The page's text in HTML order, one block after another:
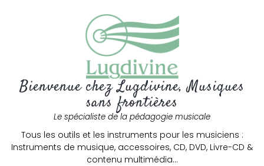
Bienvenue chez Lugdivine, Musiques
sans frontières
Le spécialiste de la pédagogie musicale
Tous les outils et les instruments pour les musiciens :
Instruments de musique, accessoires, CD, DVD, Livre-CD &
contenu multimédia…